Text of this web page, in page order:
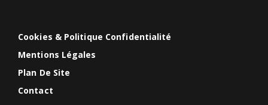
Cookies & Politique Confidentialité
Mentions Légales
Plan De Site
Contact